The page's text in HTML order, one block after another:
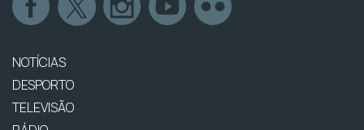
NOTÍCIAS
DESPORTO
TELEVISÃO